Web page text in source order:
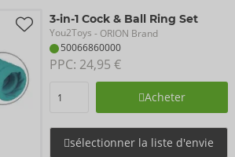
3-in-1 Cock & Ball Ring Set
You2Toys - ORION Brand
50066860000
PPC: 24,95 €
Acheter
sélectionner la liste d'envie